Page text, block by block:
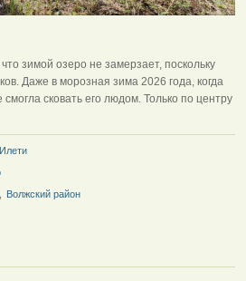
зимой озеро не замерзает, поскольку
Даже в морозная зима 2026 года, когда
сковать его людом. Только по центру
Волжский район